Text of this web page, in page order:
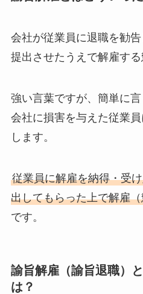
会社が従業員に退職を勧
提出させたうえで解雇する
強い言葉ですが、簡単に言
会社に損害を与えた従業
します。
従業員に解雇を納得・受
出してもらった上で解雇
です。
諭旨解雇（諭旨退職）
は？